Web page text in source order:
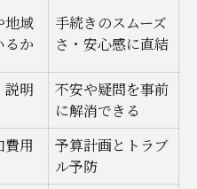
地域
るか
手続きのスムーズ
さ・安心感に直結
説明
不安や疑問を事前
に解消できる
費用
予算計画とトラブ
ル予防